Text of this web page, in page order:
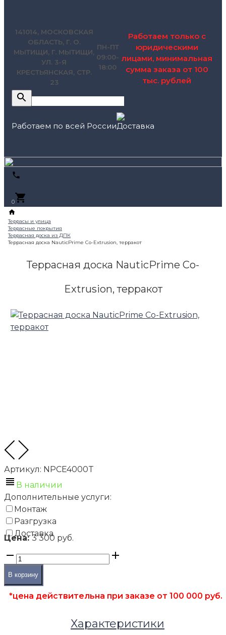
141014, МОСКОВСКАЯ
ОБЛАСТЬ, Г. О.
МЫТИЩИ, Г. МЫТИЩИ,
УЛ. 3-Я
КРЕСТЬЯНСКАЯ, СТР.
23
ПН-ПТ
09:00-
18:00
Работаем только с
юридическими
лицами, минимальная
сумма заказа от 100
тыс. рублей
Работаем по всей России
0
Террасная доска NauticPrime Co-
Extrusion, терракот
Артикул: NPCE4000T
В наличии
Дополнительные услуги:
Монтаж
Разгрузка
Доставка
Цена:3 300 руб.
В корзину
*цена действительна при заказе от 100 000 руб.
Характеристики